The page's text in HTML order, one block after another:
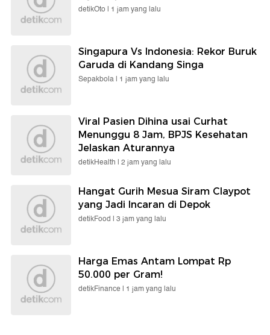
detikOto | 1 jam yang lalu
Singapura Vs Indonesia: Rekor Buruk
Garuda di Kandang Singa
Sepakbola | 1 jam yang lalu
Viral Pasien Dihina usai Curhat
Menunggu 8 Jam, BPJS Kesehatan
Jelaskan Aturannya
detikHealth | 2 jam yang lalu
Hangat Gurih Mesua Siram Claypot
yang Jadi Incaran di Depok
detikFood | 3 jam yang lalu
Harga Emas Antam Lompat Rp
50.000 per Gram!
detikFinance | 1 jam yang lalu